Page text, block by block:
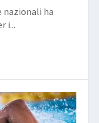
nazionali ha
i...